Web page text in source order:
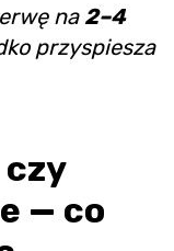
na 2–4
przyspiesza
czy
— co